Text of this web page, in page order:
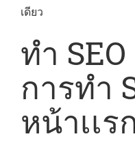
เดียว
ทำ
การทำ
หน้าเเร